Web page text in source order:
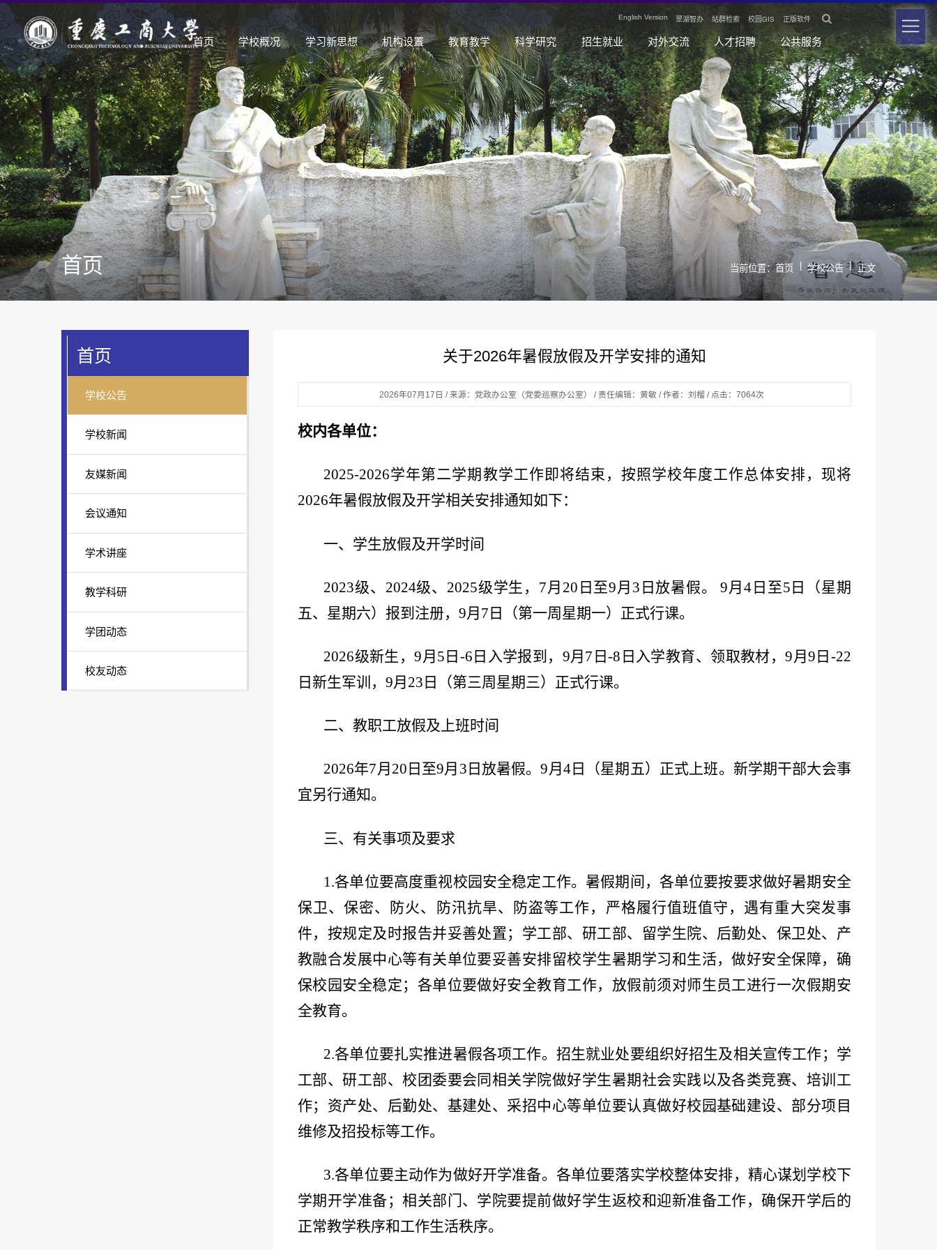
English Version 翠湖智办 站群检索 校园GIS 正版软件 
首页 学校概况 学习新思想 机构设置 教育教学 科学研究 招生就业 对外交流 人才招聘 公共服务
首页 当前位置：首页 | 学校公告 | 正文
首页
学校公告
学校新闻
友媒新闻
会议通知
学术讲座
教学科研
学团动态
校友动态
关于2026年暑假放假及开学安排的通知
2026年07月17日 / 来源：党政办公室（党委巡察办公室） / 责任编辑：黄敏 / 作者：刘榴 / 点击： 7064次
校内各单位：
2025-2026学年第二学期教学工作即将结束，按照学校年度工作总体安排，现将
2026年暑假放假及开学相关安排通知如下：
一、学生放假及开学时间
2023级、2024级、2025级学生，7月20日至9月3日放暑假。 9月4日至5日（星期
五、星期六）报到注册，9月7日（第一周星期一）正式行课。
2026级新生，9月5日-6日入学报到，9月7日-8日入学教育、领取教材，9月9日-22
日新生军训，9月23日（第三周星期三）正式行课。
二、教职工放假及上班时间
2026年7月20日至9月3日放暑假。9月4日（星期五）正式上班。新学期干部大会事
宜另行通知。
三、有关事项及要求
1.各单位要高度重视校园安全稳定工作。暑假期间，各单位要按要求做好暑期安全
保卫、保密、防火、防汛抗旱、防盗等工作，严格履行值班值守，遇有重大突发事
件，按规定及时报告并妥善处置；学工部、研工部、留学生院、后勤处、保卫处、产
教融合发展中心等有关单位要妥善安排留校学生暑期学习和生活，做好安全保障，确
保校园安全稳定；各单位要做好安全教育工作，放假前须对师生员工进行一次假期安
全教育。
2.各单位要扎实推进暑假各项工作。招生就业处要组织好招生及相关宣传工作；学
工部、研工部、校团委要会同相关学院做好学生暑期社会实践以及各类竞赛、培训工
作；资产处、后勤处、基建处、采招中心等单位要认真做好校园基础建设、部分项目
维修及招投标等工作。
3.各单位要主动作为做好开学准备。各单位要落实学校整体安排，精心谋划学校下
学期开学准备；相关部门、学院要提前做好学生返校和迎新准备工作，确保开学后的
正常教学秩序和工作生活秩序。